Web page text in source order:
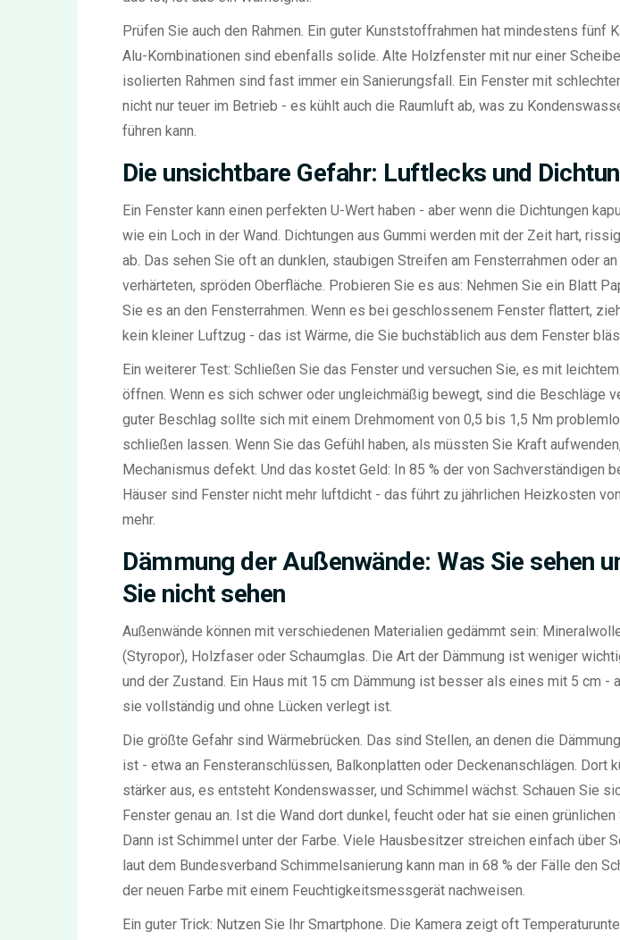
Prüfen Sie auch den Rahmen. Ein guter Kunststoffrahmen hat mindestens fünf
Alu-Kombinationen sind ebenfalls solide. Alte Holzfenster mit nur einer
isolierten Rahmen sind fast immer ein Sanierungsfall. Ein Fenster mit
nicht nur teuer im Betrieb - es kühlt auch die Raumluft ab, was zu
führen kann.
Die unsichtbare Gefahr: Luftlecks und
Ein Fenster kann einen perfekten U-Wert haben - aber wenn die Dichtungen
wie ein Loch in der Wand. Dichtungen aus Gummi werden mit der Zeit hart,
ab. Das sehen Sie oft an dunklen, staubigen Streifen am Fensterrahmen oder
verhärteten, spröden Oberfläche. Probieren Sie es aus: Nehmen Sie ein Blatt
Sie es an den Fensterrahmen. Wenn es bei geschlossenem Fenster flattert,
kein kleiner Luftzug - das ist Wärme, die Sie buchstäblich aus dem Fenster
Ein weiterer Test: Schließen Sie das Fenster und versuchen Sie, es mit
öffnen. Wenn es sich schwer oder ungleichmäßig bewegt, sind die Beschläge
guter Beschlag sollte sich mit einem Drehmoment von 0,5 bis 1,5 Nm
schließen lassen. Wenn Sie das Gefühl haben, als müssten Sie Kraft
Mechanismus defekt. Und das kostet Geld: In 85 % der von Sachverständigen
Häuser sind Fenster nicht mehr luftdicht - das führt zu jährlichen Heizkosten
mehr.
Dämmung der Außenwände: Was Sie sehen
Sie nicht sehen
Außenwände können mit verschiedenen Materialien gedämmt sein:
(Styropor), Holzfaser oder Schaumglas. Die Art der Dämmung ist weniger
und der Zustand. Ein Haus mit 15 cm Dämmung ist besser als eines mit 5 cm -
sie vollständig und ohne Lücken verlegt ist.
Die größte Gefahr sind Wärmebrücken. Das sind Stellen, an denen die
ist - etwa an Fensteranschlüssen, Balkonplatten oder Deckenanschlägen. Dort
stärker aus, es entsteht Kondenswasser, und Schimmel wächst. Schauen Sie
Fenster genau an. Ist die Wand dort dunkel, feucht oder hat sie einen grünlichen
Dann ist Schimmel unter der Farbe. Viele Hausbesitzer streichen einfach über
laut dem Bundesverband Schimmelsanierung kann man in 68 % der Fälle den
der neuen Farbe mit einem Feuchtigkeitsmessgerät nachweisen.
Ein guter Trick: Nutzen Sie Ihr Smartphone. Die Kamera zeigt oft